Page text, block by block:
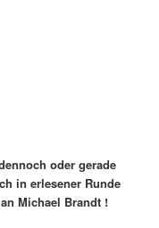
oder gerade
in erlesener Runde
Michael Brandt !